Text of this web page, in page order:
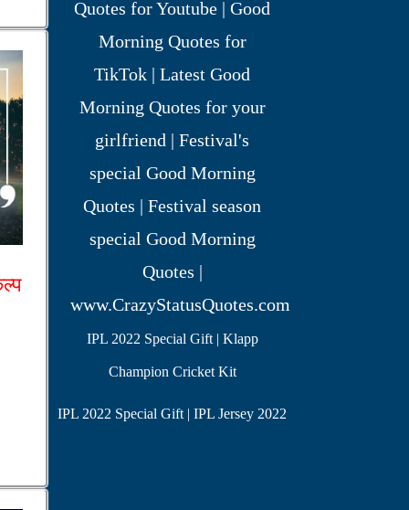
IPL 2022 Special Gift | Klapp
Champion Cricket Kit
IPL 2022 Special Gift | IPL Jersey 2022